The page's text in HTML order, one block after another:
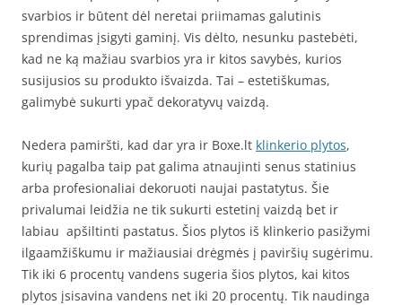
svarbios ir būtent dėl neretai priimamas galutinis
sprendimas įsigyti gaminį. Vis dėlto, nesunku pastebėti,
kad ne ką mažiau svarbios yra ir kitos savybės, kurios
susijusios su produkto išvaizda. Tai – estetiškumas,
galimybė sukurti ypač dekoratyvų vaizdą.
Nedera pamiršti, kad dar yra ir Boxe.lt klinkerio plytos,
kurių pagalba taip pat galima atnaujinti senus statinius
arba profesionaliai dekoruoti naujai pastatytus. Šie
privalumai leidžia ne tik sukurti estetinį vaizdą bet ir
labiau apšiltinti pastatus. Šios plytos iš klinkerio pasižymi
ilgaamžiškumu ir mažiausiai drėgmės į paviršių sugėrimu.
Tik iki 6 procentų vandens sugeria šios plytos, kai kitos
plytos įsisavina vandens net iki 20 procentų. Tik naudinga